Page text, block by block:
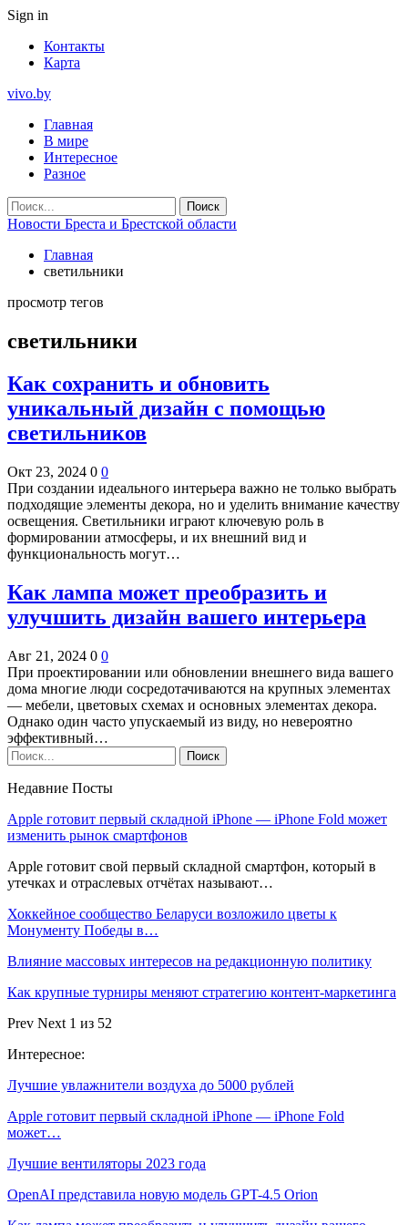
Sign in
Контакты
Карта
vivo.by
Главная
В мире
Интересное
Разное
Новости Бреста и Брестской области
Главная
светильники
просмотр тегов
светильники
Как сохранить и обновить
уникальный дизайн с помощью
светильников
Окт 23, 2024 0 0
При создании идеального интерьера важно не только выбрать
подходящие элементы декора, но и уделить внимание качеству
освещения. Светильники играют ключевую роль в
формировании атмосферы, и их внешний вид и
функциональность могут…
Как лампа может преобразить и
улучшить дизайн вашего интерьера
Авг 21, 2024 0 0
При проектировании или обновлении внешнего вида вашего
дома многие люди сосредотачиваются на крупных элементах
— мебели, цветовых схемах и основных элементах декора.
Однако один часто упускаемый из виду, но невероятно
эффективный…
Недавние Посты
Apple готовит первый складной iPhone — iPhone Fold может
изменить рынок смартфонов
Apple готовит свой первый складной смартфон, который в
утечках и отраслевых отчётах называют…
Хоккейное сообщество Беларуси возложило цветы к
Монументу Победы в…
Влияние массовых интересов на редакционную политику
Как крупные турниры меняют стратегию контент-маркетинга
Prev Next 1 из 52
Интересное:
Лучшие увлажнители воздуха до 5000 рублей
Apple готовит первый складной iPhone — iPhone Fold
может…
Лучшие вентиляторы 2023 года
OpenAI представила новую модель GPT-4.5 Orion